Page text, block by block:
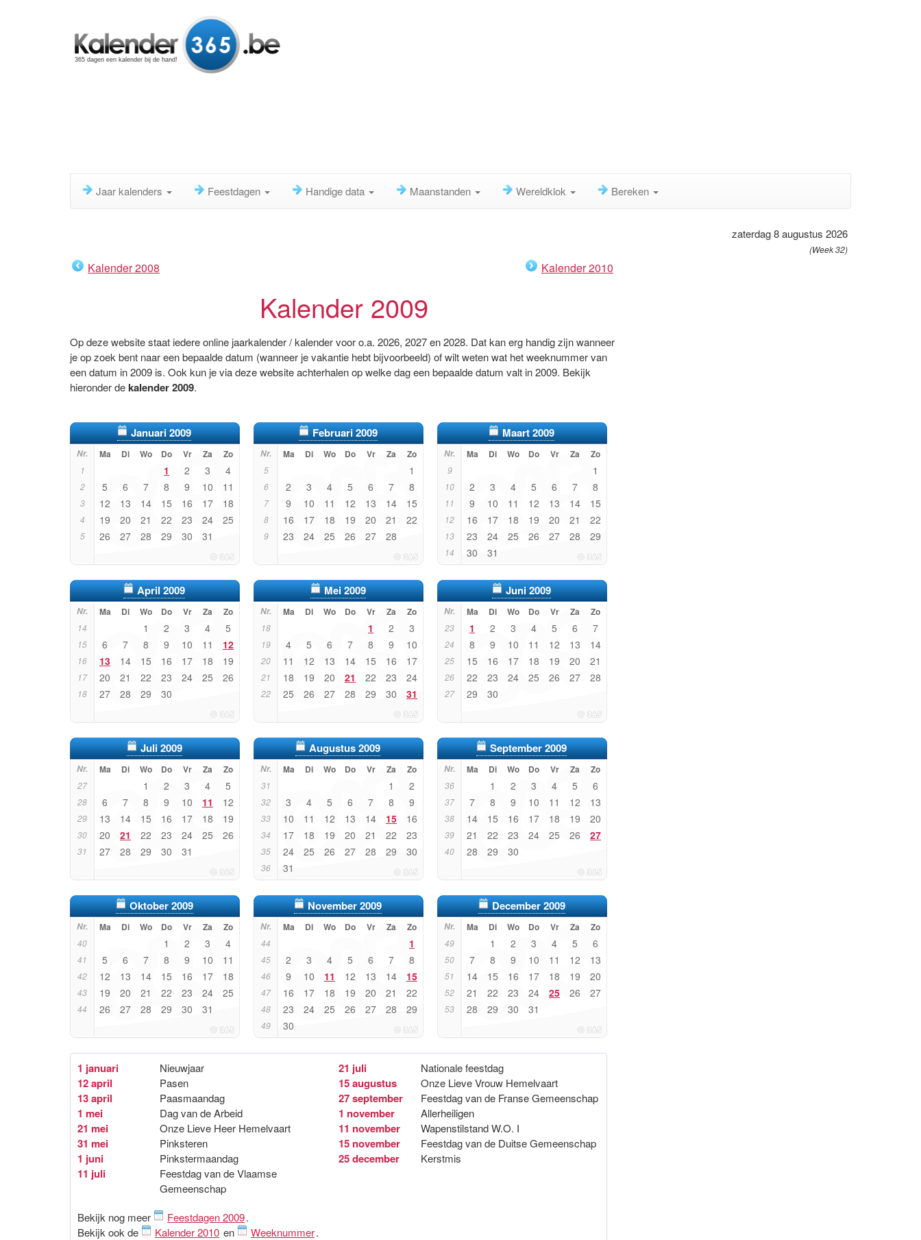
365 dagen een kalender bij de hand!
Jaar kalenders Feestdagen Handige data Maanstanden Wereldklok Bereken
zaterdag 8 augustus 2026
(Week 32)
Kalender 2008 Kalender 2010
Kalender 2009
Op deze website staat iedere online jaarkalender / kalender voor o.a. 2026, 2027 en 2028. Dat kan erg handig zijn wanneer
je op zoek bent naar een bepaalde datum (wanneer je vakantie hebt bijvoorbeeld) of wilt weten wat het weeknummer van
een datum in 2009 is. Ook kun je via deze website achterhalen op welke dag een bepaalde datum valt in 2009. Bekijk
hieronder dekalender 2009.
Januari 2009
Nr. Ma Di Wo Do Vr Za Zo
1 1 2 3 4
2 5 6 7 8 9 10 11
3 12 13 14 15 16 17 18
4 19 20 21 22 23 24 25
5 26 27 28 29 30 31
Februari 2009
Nr. Ma Di Wo Do Vr Za Zo
5 1
6 2 3 4 5 6 7 8
7 9 10 11 12 13 14 15
8 16 17 18 19 20 21 22
9 23 24 25 26 27 28
Maart 2009
Nr. Ma Di Wo Do Vr Za Zo
9 1
10 2 3 4 5 6 7 8
11 9 10 11 12 13 14 15
12 16 17 18 19 20 21 22
13 23 24 25 26 27 28 29
14 30 31
April 2009
Nr. Ma Di Wo Do Vr Za Zo
14 1 2 3 4 5
15 6 7 8 9 10 11 12
16 13 14 15 16 17 18 19
17 20 21 22 23 24 25 26
18 27 28 29 30
Mei 2009
Nr. Ma Di Wo Do Vr Za Zo
18 1 2 3
19 4 5 6 7 8 9 10
20 11 12 13 14 15 16 17
21 18 19 20 21 22 23 24
22 25 26 27 28 29 30 31
Juni 2009
Nr. Ma Di Wo Do Vr Za Zo
23 1 2 3 4 5 6 7
24 8 9 10 11 12 13 14
25 15 16 17 18 19 20 21
26 22 23 24 25 26 27 28
27 29 30
Juli 2009
Nr. Ma Di Wo Do Vr Za Zo
27 1 2 3 4 5
28 6 7 8 9 10 11 12
29 13 14 15 16 17 18 19
30 20 21 22 23 24 25 26
31 27 28 29 30 31
Augustus 2009
Nr. Ma Di Wo Do Vr Za Zo
31 1 2
32 3 4 5 6 7 8 9
33 10 11 12 13 14 15 16
34 17 18 19 20 21 22 23
35 24 25 26 27 28 29 30
36 31
September 2009
Nr. Ma Di Wo Do Vr Za Zo
36 1 2 3 4 5 6
37 7 8 9 10 11 12 13
38 14 15 16 17 18 19 20
39 21 22 23 24 25 26 27
40 28 29 30
Oktober 2009
Nr. Ma Di Wo Do Vr Za Zo
40 1 2 3 4
41 5 6 7 8 9 10 11
42 12 13 14 15 16 17 18
43 19 20 21 22 23 24 25
44 26 27 28 29 30 31
November 2009
Nr. Ma Di Wo Do Vr Za Zo
44 1
45 2 3 4 5 6 7 8
46 9 10 11 12 13 14 15
47 16 17 18 19 20 21 22
48 23 24 25 26 27 28 29
49 30
December 2009
Nr. Ma Di Wo Do Vr Za Zo
49 1 2 3 4 5 6
50 7 8 9 10 11 12 13
51 14 15 16 17 18 19 20
52 21 22 23 24 25 26 27
53 28 29 30 31
1 januari Nieuwjaar
12 april Pasen
13 april Paasmaandag
1 mei Dag van de Arbeid
21 mei Onze Lieve Heer Hemelvaart
31 mei Pinksteren
1 juni Pinkstermaandag
11 juli
Feestdag van de Vlaamse
Gemeenschap
21 juli Nationale feestdag
15 augustus Onze Lieve Vrouw Hemelvaart
27 september Feestdag van de Franse Gemeenschap
1 november Allerheiligen
11 november Wapenstilstand W.O. I
15 november Feestdag van de Duitse Gemeenschap
25 december Kerstmis
Bekijk nog meer Feestdagen 2009.
Bekijk ook de
Kalender 2010 en Weeknummer.